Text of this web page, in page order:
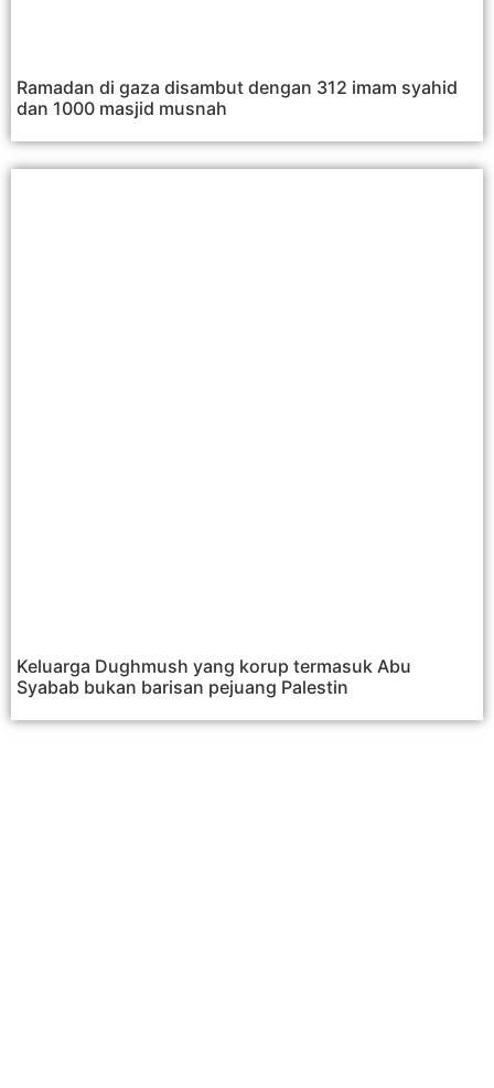
Ramadan di gaza disambut dengan 312 imam syahid
dan 1000 masjid musnah
Keluarga Dughmush yang korup termasuk Abu
Syabab bukan barisan pejuang Palestin